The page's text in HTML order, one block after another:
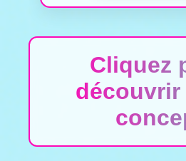
Cliquez
découvrir